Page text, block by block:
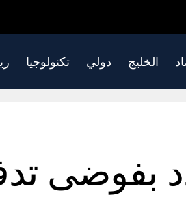
الخليج دولي تكنولوجيا
تدفع